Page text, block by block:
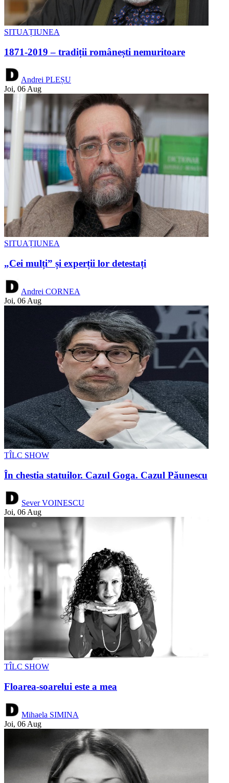
SITUAȚIUNEA
1871-2019 – tradiții românești nemuritoare
Andrei PLEȘU
Joi, 06 Aug
SITUAȚIUNEA
„Cei mulți” și experții lor detestați
Andrei CORNEA
Joi, 06 Aug
TÎLC SHOW
În chestia statuilor. Cazul Goga. Cazul Păunescu
Sever VOINESCU
Joi, 06 Aug
TÎLC SHOW
Floarea-soarelui este a mea
Mihaela SIMINA
Joi, 06 Aug